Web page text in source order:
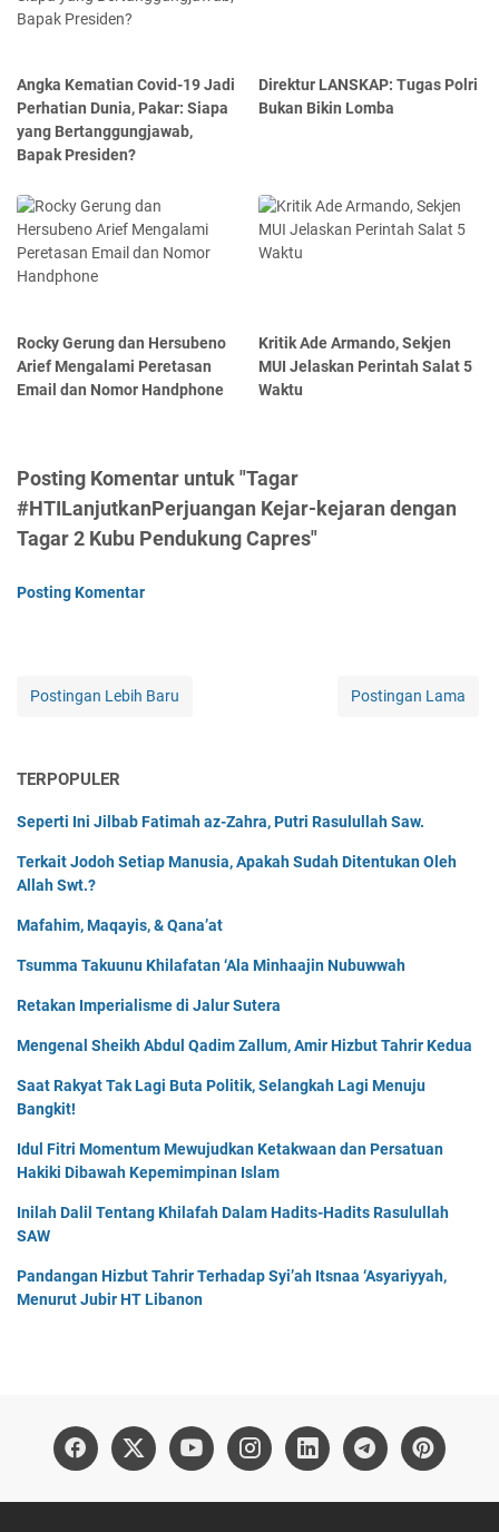
Angka Kematian Covid-19 Jadi
Perhatian Dunia, Pakar: Siapa
yang Bertanggungjawab,
Bapak Presiden?
Direktur LANSKAP: Tugas Polri
Bukan Bikin Lomba
Rocky Gerung dan Hersubeno
Arief Mengalami Peretasan
Email dan Nomor Handphone
Kritik Ade Armando, Sekjen
MUI Jelaskan Perintah Salat 5
Waktu
Posting Komentar untuk "Tagar
#HTILanjutkanPerjuangan Kejar-kejaran dengan
Tagar 2 Kubu Pendukung Capres"
Posting Komentar
Postingan Lebih Baru Postingan Lama
TERPOPULER
Seperti Ini Jilbab Fatimah az-Zahra, Putri Rasulullah Saw.
Terkait Jodoh Setiap Manusia, Apakah Sudah Ditentukan Oleh
Allah Swt.?
Mafahim, Maqayis, & Qana’at
Tsumma Takuunu Khilafatan ‘Ala Minhaajin Nubuwwah
Retakan Imperialisme di Jalur Sutera
Mengenal Sheikh Abdul Qadim Zallum, Amir Hizbut Tahrir Kedua
Saat Rakyat Tak Lagi Buta Politik, Selangkah Lagi Menuju
Bangkit!
Idul Fitri Momentum Mewujudkan Ketakwaan dan Persatuan
Hakiki Dibawah Kepemimpinan Islam
Inilah Dalil Tentang Khilafah Dalam Hadits-Hadits Rasulullah
SAW
Pandangan Hizbut Tahrir Terhadap Syi’ah Itsnaa ‘Asyariyyah,
Menurut Jubir HT Libanon